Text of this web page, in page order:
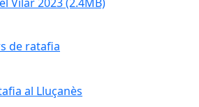
Vilar 2023(2.4MB)
de ratafia
al Lluçanès